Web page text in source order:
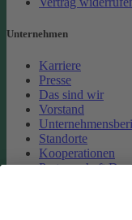
Unternehmen
Karriere
Presse
Das sind wir
Vorstand
Standorte
Kooperationen
Partnerschaft